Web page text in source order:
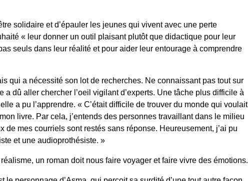
solidaire et d’épauler les jeunes qui vivent avec une perte
« leur donner un outil plaisant plutôt que didactique pour leur
seuls dans leur réalité et pour aider leur entourage à comprendre
qui a nécessité son lot de recherches. Ne connaissant pas tout sur
a dû aller chercher l’oeil vigilant d’experts. Une tâche plus difficile à
a pu l’apprendre. « C’était difficile de trouver du monde qui voulait
livre. Par cela, j’entends des personnes travaillant dans le milieu
de mes courriels sont restés sans réponse. Heureusement, j’ai pu
et une audioprothésiste. »
un roman doit nous faire voyager et faire vivre des émotions.